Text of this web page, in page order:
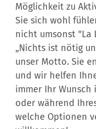
Sie sich wohl
nicht umsonst "La
„Nichts ist nötig
unser Motto. Sie
und wir helfen
immer Ihr Wunsch
oder während
welche Optionen
willkommen!